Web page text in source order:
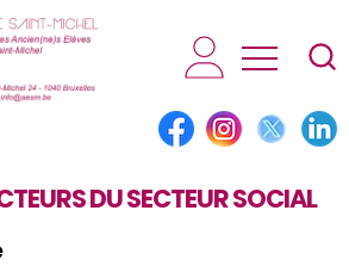
AESM...
DU SECTEUR SOCIAL